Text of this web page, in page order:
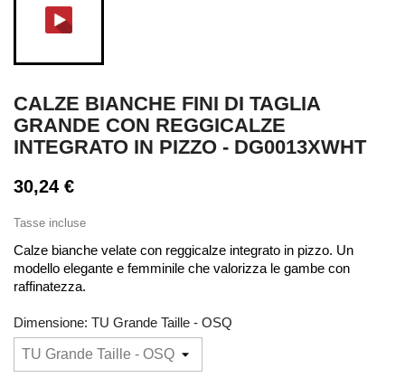
CALZE BIANCHE FINI DI TAGLIA
GRANDE CON REGGICALZE
INTEGRATO IN PIZZO - DG0013XWHT
30,24 €
Tasse incluse
Calze bianche velate con reggicalze integrato in pizzo. Un
modello elegante e femminile che valorizza le gambe con
raffinatezza.
Dimensione: TU Grande Taille - OSQ